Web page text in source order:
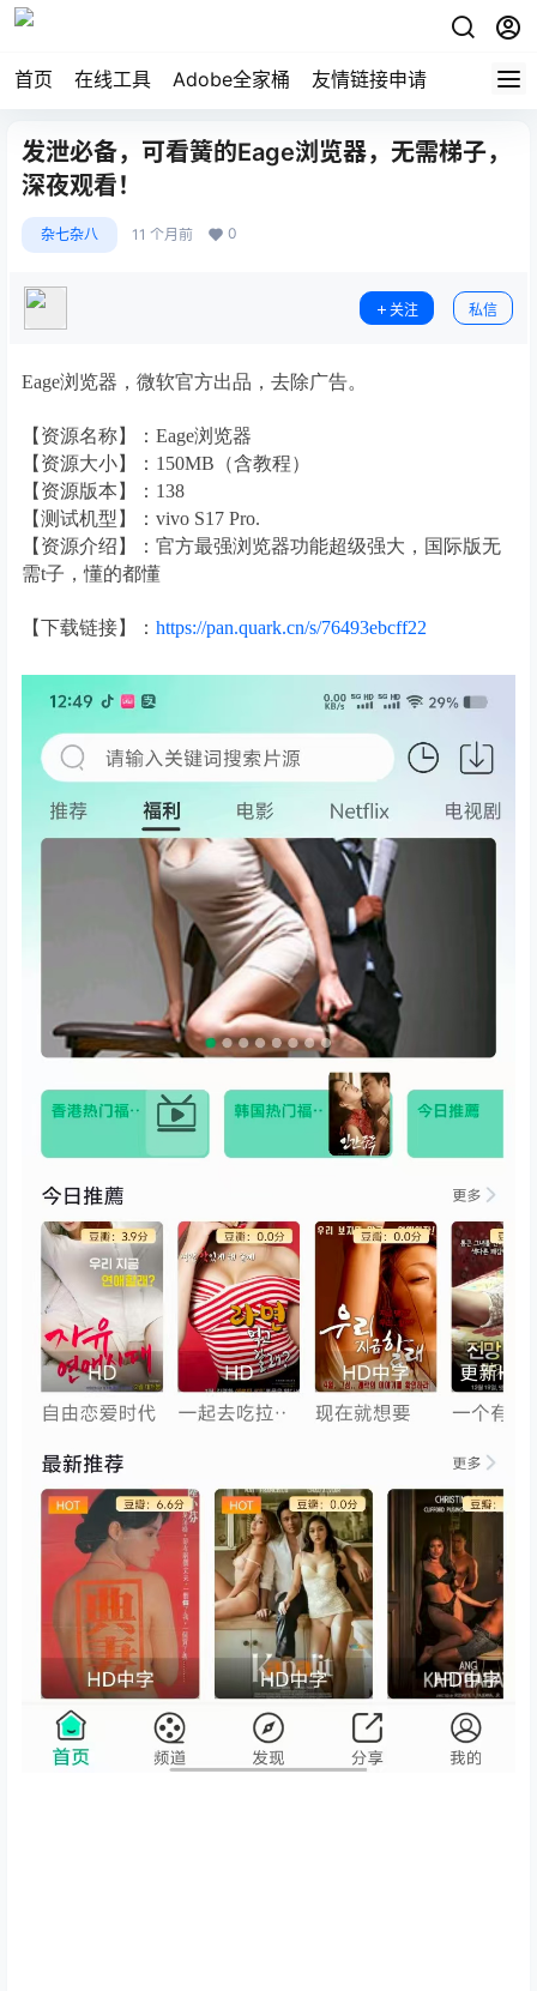
首页 在线工具 Adobe全家桶 友情链接申请
发泄必备，可看簧的Eage浏览器，无需梯子，
深夜观看！
杂七杂八 11 个月前 0
关注 私信
Eage浏览器，微软官方出品，去除广告。
【资源名称】：Eage浏览器
【资源大小】：150MB（含教程）
【资源版本】：138
【测试机型】：vivo S17 Pro.
【资源介绍】：官方最强浏览器功能超级强大，国际版无
需t子，懂的都懂
【下载链接】： https://pan.quark.cn/s/76493ebcff22